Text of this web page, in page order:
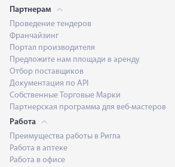
Партнерам
Проведение тендеров
Франчайзинг
Портал производителя
Предложите нам площади в аренду
Отбор поставщиков
Документация по API
Собственные Торговые Марки
Партнерская программа для веб-мастеров
Работа
Преимущества работы в Ригла
Работа в аптеке
Работа в офисе